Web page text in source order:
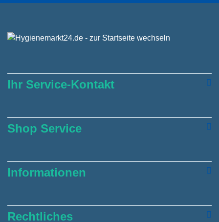
Ihr Service-Kontakt
Shop Service
Informationen
Rechtliches